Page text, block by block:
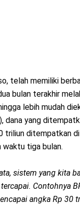
telah memiliki
bulan terakhir
lebih mudah
dana yang
triliun ditempatkan
tiga bulan.
sistem yang kita
Contohnya
angka Rp 30